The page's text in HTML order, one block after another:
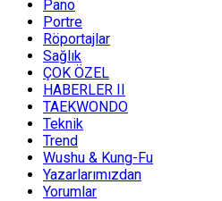
Pano
Portre
Röportajlar
Sağlık
ÇOK ÖZEL
HABERLER II
TAEKWONDO
Teknik
Trend
Wushu & Kung-Fu
Yazarlarımızdan
Yorumlar